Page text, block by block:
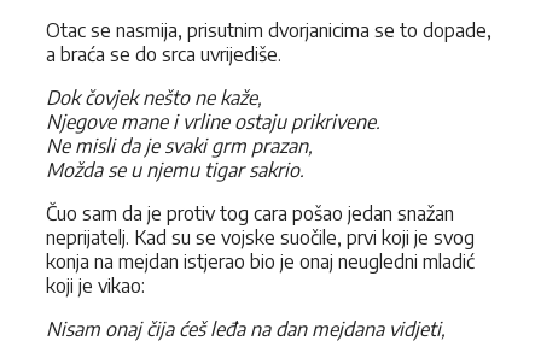
Otac se nasmija, prisutnim dvorjanicima se to dopade,
a braća se do srca uvrijediše.
Dok čovjek nešto ne kaže,
Njegove mane i vrline ostaju prikrivene.
Ne misli da je svaki grm prazan,
Možda se u njemu tigar sakrio.
Čuo sam da je protiv tog cara pošao jedan snažan
neprijatelj. Kad su se vojske suočile, prvi koji je svog
konja na mejdan istjerao bio je onaj neugledni mladić
koji je vikao:
Nisam onaj čija ćeš leđa na dan mejdana vidjeti,